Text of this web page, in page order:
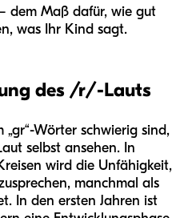
dem Maß dafür, wie gut
was Ihr Kind sagt.
des /r/-Lauts
„gr“-Wörter schwierig sind,
selbst ansehen. In
wird die Unfähigkeit,
manchmal als
In den ersten Jahren ist